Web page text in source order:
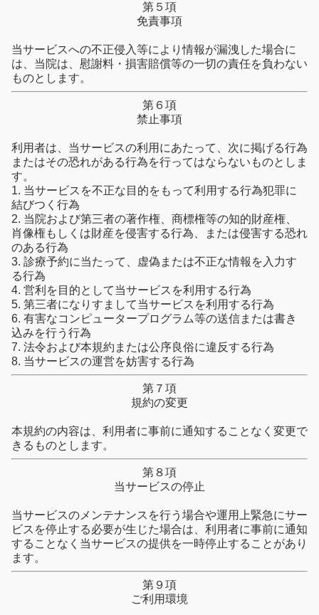
第５項
免責事項
当サービスへの不正侵入等により情報が漏洩した場合に
は、当院は、慰謝料・損害賠償等の一切の責任を負わない
ものとします。
第６項
禁止事項
利用者は、当サービスの利用にあたって、次に掲げる行為
またはその恐れがある行為を行ってはならないものとしま
す。
1. 当サービスを不正な目的をもって利用する行為犯罪に
結びつく行為
2. 当院および第三者の著作権、商標権等の知的財産権、
肖像権もしくは財産を侵害する行為、または侵害する恐れ
のある行為
3. 診療予約に当たって、虚偽または不正な情報を入力す
る行為
4. 営利を目的として当サービスを利用する行為
5. 第三者になりすまして当サービスを利用する行為
6. 有害なコンピュータープログラム等の送信または書き
込みを行う行為
7. 法令および本規約または公序良俗に違反する行為
8. 当サービスの運営を妨害する行為
第７項
規約の変更
本規約の内容は、利用者に事前に通知することなく変更で
きるものとします。
第８項
当サービスの停止
当サービスのメンテナンスを行う場合や運用上緊急にサー
ビスを停止する必要が生じた場合は、利用者に事前に通知
することなく当サービスの提供を一時停止することがあり
ます。
第９項
ご利用環境